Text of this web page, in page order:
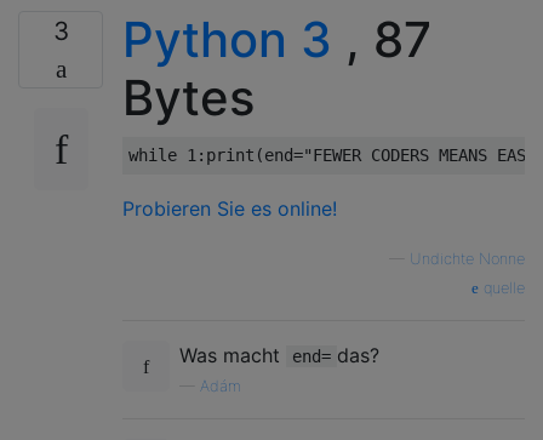
3 Python 3 , 87
Bytes
while 1 : print (end="FEWER CODERS MEANS
Probieren Sie es online!
Undichte Nonne
quelle
Was macht end= das?
Adám